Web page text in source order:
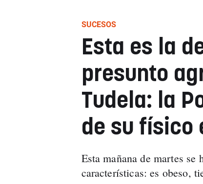
SUCESOS
Esta es la
presunto
Tudela: la
de su físico
Esta mañana de martes se
características: es obeso,